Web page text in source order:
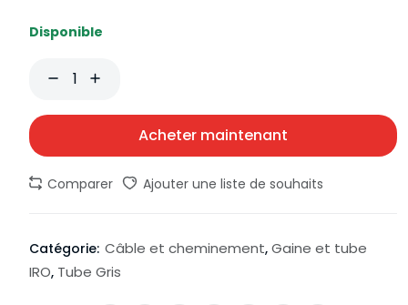
Disponible
Acheter maintenant
Comparer Ajouter une liste de souhaits
Catégorie: Câble et cheminement, Gaine et tube
IRO, Tube Gris